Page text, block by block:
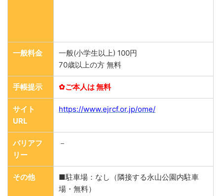
一般料金
一般(小学生以上) 100円
70歳以上の方 無料
手帳提示 ✿ご本人は 無料
サイト
URL
https://www.ejrcf.or.jp/ome/
バリアフ
リー
－
その他
■駐車場：なし（隣接する永山公園内駐車
場・無料）